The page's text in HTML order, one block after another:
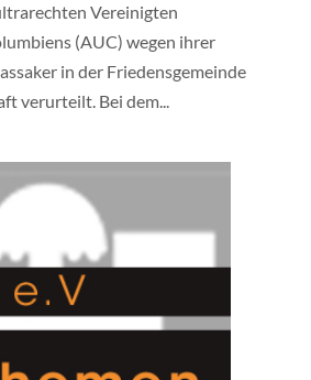
Vereinigten
(AUC) wegen ihrer
in der Friedensgemeinde
verurteilt. Bei dem...